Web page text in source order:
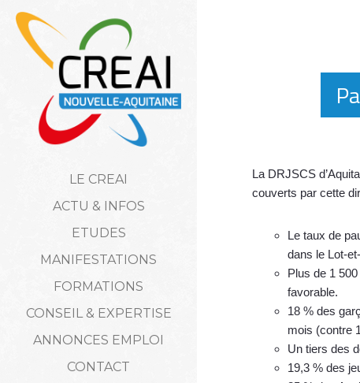
LE CREAI
ACTU & INFOS
ETUDES
MANIFESTATIONS
FORMATIONS
CONSEIL & EXPERTISE
ANNONCES EMPLOI
CONTACT
La DRJSCS
couverts par cette
Le taux de
dans le Lot-
Plus de 1
favorable.
18 % des
mois (contre
Un tiers des
19,3 % des